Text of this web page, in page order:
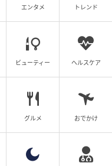
はどのような状
回から下落してお
している可能性が指
マンが2億円を超え、
となっています。
エンタメ トレンド
ビューティー ヘルスケア
グルメ おでかけ